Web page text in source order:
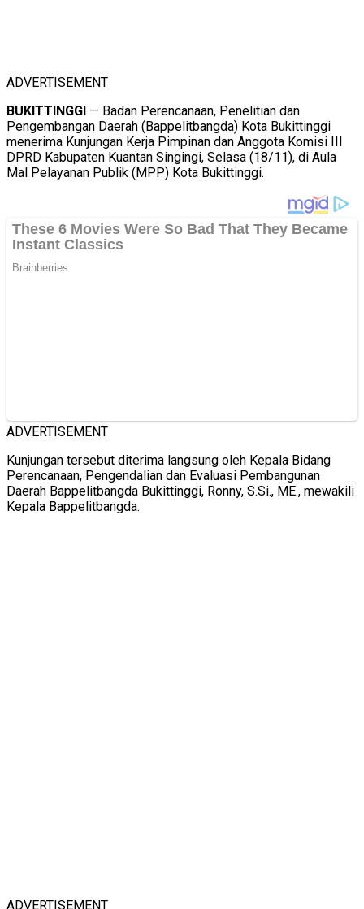
ADVERTISEMENT
BUKITTINGGI — Badan Perencanaan, Penelitian dan
Pengembangan Daerah (Bappelitbangda) Kota Bukittinggi
menerima Kunjungan Kerja Pimpinan dan Anggota Komisi III
DPRD Kabupaten Kuantan Singingi, Selasa (18/11), di Aula
Mal Pelayanan Publik (MPP) Kota Bukittinggi.
ADVERTISEMENT
Kunjungan tersebut diterima langsung oleh Kepala Bidang
Perencanaan, Pengendalian dan Evaluasi Pembangunan
Daerah Bappelitbangda Bukittinggi, Ronny, S.Si., ME., mewakili
Kepala Bappelitbangda.
ADVERTISEMENT